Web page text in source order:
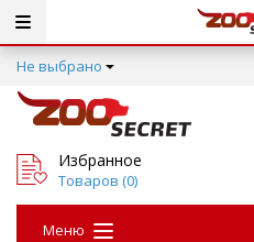
Не выбрано
Избранное
Товаров (0)
Меню